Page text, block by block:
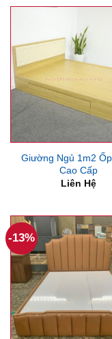
Giường Ngủ 1m2
Cao Cấp
Liên Hệ
-13%